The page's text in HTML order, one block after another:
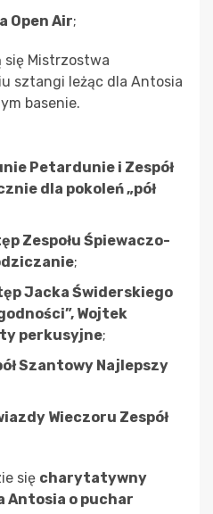
Open Air;
się Mistrzostwa
sztangi leżąc dla Antosia
basenie.
Petardunie i Zespół
dla pokoleń „pół
Zespołu Śpiewaczo-
;
Jacka Świderskiego
Wojtek
perkusyjne;
Szantowy Najlepszy
Wieczoru Zespół
się charytatywny
Antosia o puchar